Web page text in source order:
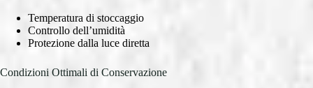
Temperatura di stoccaggio
Controllo dell’umidità
Protezione dalla luce diretta
Condizioni Ottimali di Conservazione